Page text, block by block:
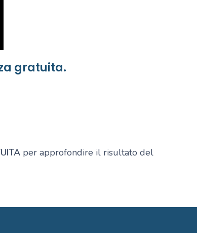
gratuita.
per approfondire il risultato del